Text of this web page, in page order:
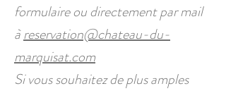
formulaireou directement par mail
àreservation@chateau-du-
marquisat.com
Si vous souhaitez de plus amples